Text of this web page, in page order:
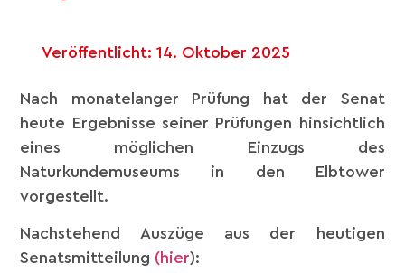
Veröffentlicht: 14. Oktober 2025
Nach monatelanger Prüfung hat der Senat
heute Ergebnisse seiner Prüfungen hinsichtlich
eines möglichen Einzugs des
Naturkundemuseums in den Elbtower
vorgestellt.
Nachstehend Auszüge aus der heutigen
Senatsmitteilung (hier):